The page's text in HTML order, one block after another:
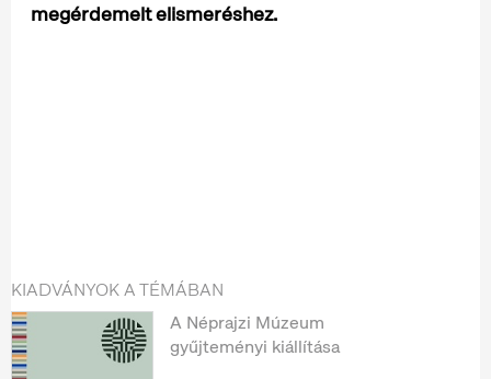
megérdemelt elismeréshez.
KIADVÁNYOK A TÉMÁBAN
A Néprajzi Múzeum
gyűjteményi kiállítása